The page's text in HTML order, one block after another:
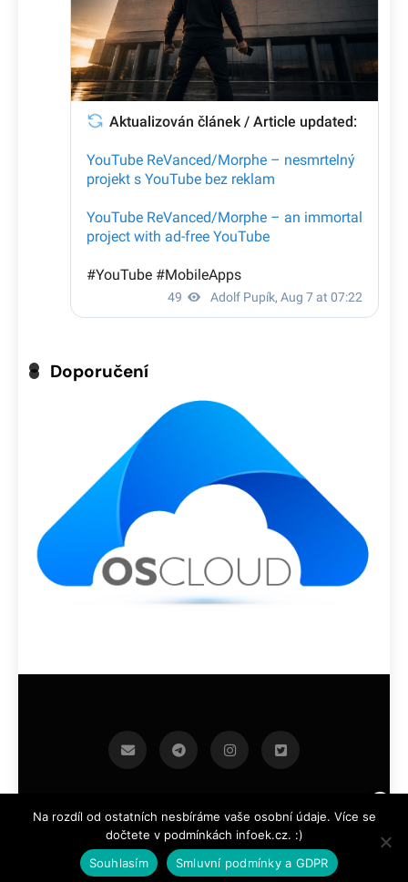
Doporučení
infoek.cz 2026.Developed By BlazeThemes .
Na rozdíl od ostatních nesbíráme vaše osobní údaje. Více se
dočtete v podmínkách infoek.cz. :)
Souhlasím
Smluvní podmínky a GDPR